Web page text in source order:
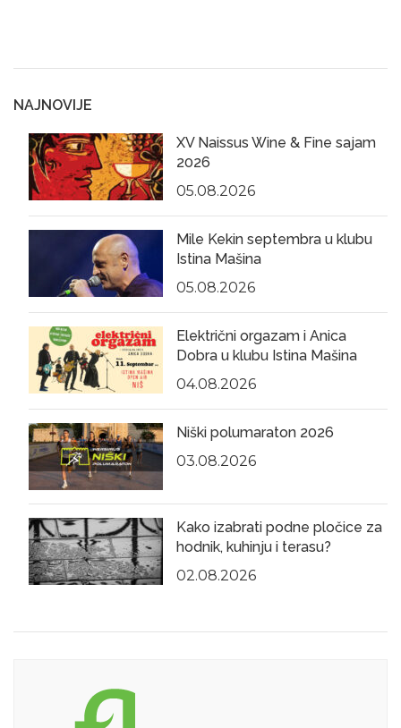
NAJNOVIJE
XV Naissus Wine & Fine sajam
2026
05.08.2026
Mile Kekin septembra u klubu
Istina Mašina
05.08.2026
Električni orgazam i Anica
Dobra u klubu Istina Mašina
04.08.2026
Niški polumaraton 2026
03.08.2026
Kako izabrati podne pločice za
hodnik, kuhinju i terasu?
02.08.2026